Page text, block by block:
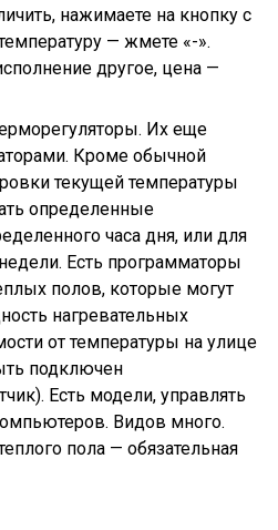
нажимаете на кнопку с
— жмете «-».
другое, цена —
Их еще
Кроме обычной
текущей температуры
определенные
часа дня, или для
Есть программаторы
полов, которые могут
нагревательных
от температуры на улице
подключен
Есть модели, управлять
Видов много.
пола — обязательная